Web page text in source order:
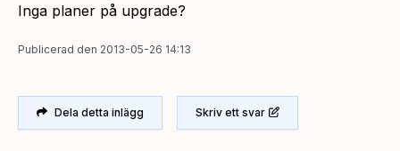
Inga planer på upgrade?
Publicerad den 2013-05-26 14:13
Dela detta inlägg Skriv ett svar